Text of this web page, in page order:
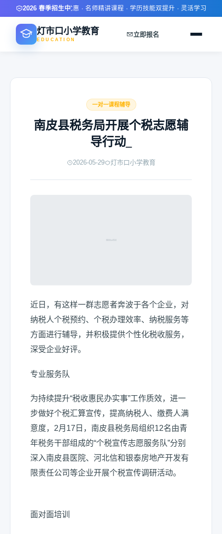
2026 春季招生中
限时报名优惠 · 名师精讲课程 · 学历技能双提升 · 灵活学习方式
灯市口小学教育
EDUCATION
立即报名
一对一课程辅导
南皮县税务局开展个税志愿辅
导行动_
2026-05-29 灯市口小学教育
近日，有这样一群志愿者奔波于各个企业，对
纳税人个税预约、个税办理效率、纳税服务等
方面进行辅导，并积极提供个性化税收服务，
深受企业好评。
专业服务队
为持续提升“税收惠民办实事”工作质效，进一
步做好个税汇算宣传，提高纳税人、缴费人满
意度，2月17日，南皮县税务局组织12名由青
年税务干部组成的“个税宣传志愿服务队”分别
深入南皮县医院、河北信和银泰房地产开发有
限责任公司等企业开展个税宣传调研活动。
面对面培训